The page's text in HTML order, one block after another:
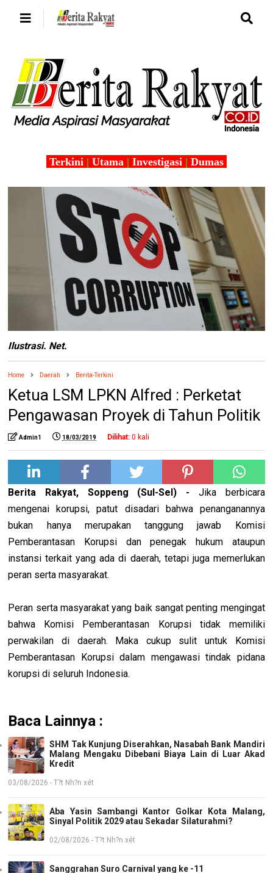
Terkini | Utama | Investigasi | Dumas
Ilustrasi. Net.
Home Daerah Berita-Terkini
Ketua LSM LPKN Alfred : Perketat
Pengawasan Proyek di Tahun Politik
Admin1 18/03/2019 Dilihat: 0 kali
Berita Rakyat, Soppeng (Sul-Sel) - Jika berbicara
mengenai korupsi, patut disadari bahwa penanganannya
bukan hanya merupakan tanggung jawab Komisi
Pemberantasan Korupsi dan penegak hukum ataupun
instansi terkait yang ada di daerah, tetapi juga memerlukan
peran serta masyarakat.
Peran serta masyarakat yang baik sangat penting mengingat
bahwa Komisi Pemberantasan Korupsi tidak memiliki
perwakilan di daerah. Maka cukup sulit untuk Komisi
Pemberantasan Korupsi dalam mengawasi tindak pidana
korupsi di seluruh Indonesia.
Baca Lainnya :
SHM Tak Kunjung Diserahkan, Nasabah Bank Mandiri
Malang Mengaku Dibebani Biaya Lain di Luar Akad
Kredit
03/08/2026 - T?t Nh?n xét
Aba Yasin Sambangi Kantor Golkar Kota Malang,
Sinyal Politik 2029 atau Sekadar Silaturahmi?
02/08/2026 - T?t Nh?n xét
Sanggrahan Suro Carnival yang ke -11